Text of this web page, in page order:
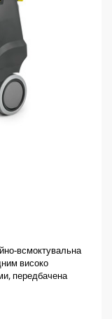
всмоктувальна
високо
передбачена